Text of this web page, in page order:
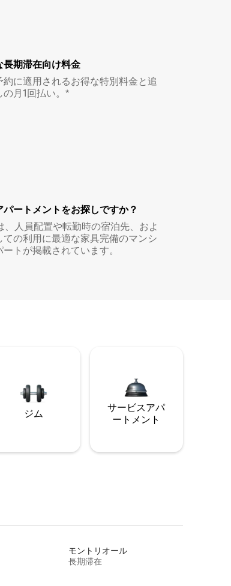
長期滞在向け料金
約に適用されるお得な特別料金と追
の月1回払い。*
パートメントをお探しですか？
人員配置や転勤時の宿泊先、およ
ての利用に最適な家具完備のマンシ
ートが掲載されています。
ジム
サービスアパ
ートメント
モントリオール
長期滞在